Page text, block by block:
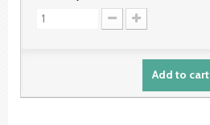
Add to cart